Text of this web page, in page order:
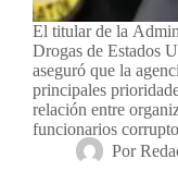
El titular de la
Drogas de Estados
aseguró que la
principales
relación entre
funcionarios
Por